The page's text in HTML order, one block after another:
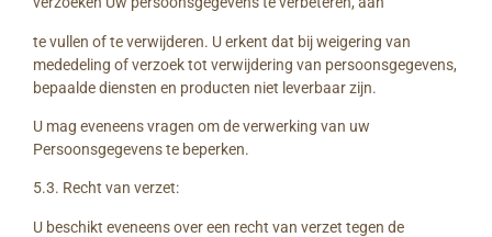
te vullen of te verwijderen. U erkent dat bij weigering van
mededeling of verzoek tot verwijdering van persoonsgegevens,
bepaalde diensten en producten niet leverbaar zijn.
U mag eveneens vragen om de verwerking van uw
Persoonsgegevens te beperken.
5.3. Recht van verzet:
U beschikt eveneens over een recht van verzet tegen de